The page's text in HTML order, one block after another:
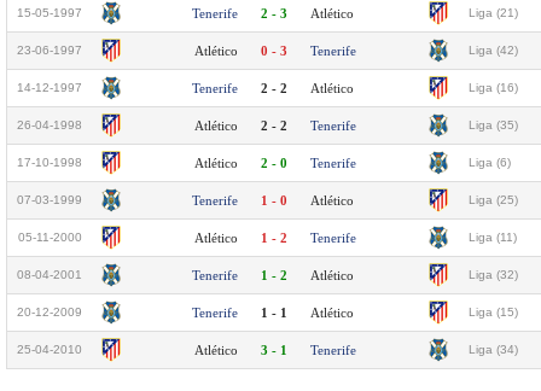
15-05-1997 Tenerife 2 - 3 Atlético Liga (21)
23-06-1997 Atlético 0 - 3 Tenerife Liga (42)
14-12-1997 Tenerife 2 - 2 Atlético Liga (16)
26-04-1998 Atlético 2 - 2 Tenerife Liga (35)
17-10-1998 Atlético 2 - 0 Tenerife Liga (6)
07-03-1999 Tenerife 1 - 0 Atlético Liga (25)
05-11-2000 Atlético 1 - 2 Tenerife Liga (11)
08-04-2001 Tenerife 1 - 2 Atlético Liga (32)
20-12-2009 Tenerife 1 - 1 Atlético Liga (15)
25-04-2010 Atlético 3 - 1 Tenerife Liga (34)